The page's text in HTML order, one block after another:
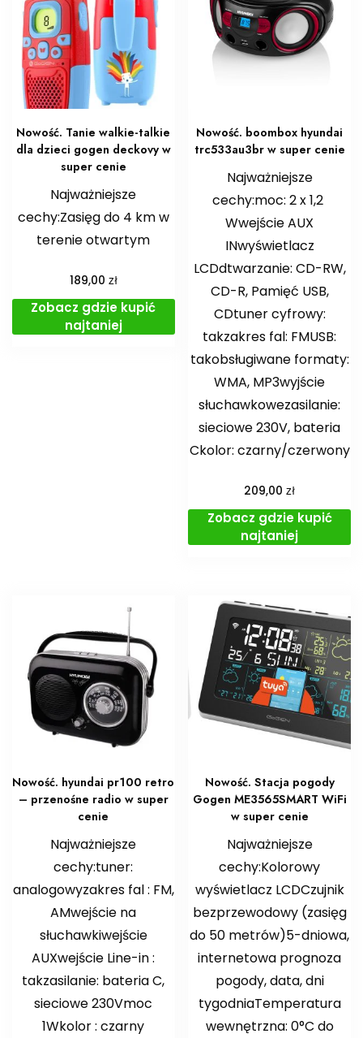
Nowość. Tanie walkie-talkie
dla dzieci gogen deckovy w
super cenie
Najważniejsze
cechy:Zasięg do 4 km w
terenie otwartym
189,00 zł
Zobacz gdzie kupić
najtaniej
Nowość. boombox hyundai
trc533au3br w super cenie
Najważniejsze
cechy:moc: 2 x 1,2
Wwejście AUX
INwyświetlacz
LCDdtwarzanie: CD-RW,
CD-R, Pamięć USB,
CDtuner cyfrowy:
takzakres fal: FMUSB:
takobsługiwane formaty:
WMA, MP3wyjście
słuchawkowezasilanie:
sieciowe 230V, bateria
Ckolor: czarny/czerwony
209,00zł
Zobacz gdzie kupić
najtaniej
Nowość. hyundai pr100 retro
– przenośne radio w super
cenie
Najważniejsze
cechy:tuner:
analogowyzakres fal : FM,
AMwejście na
słuchawkiwejście
AUXwejście Line-in :
takzasilanie: bateria C,
sieciowe 230Vmoc
1Wkolor : czarny
Nowość. Stacja pogody
Gogen ME3565SMART WiFi
w super cenie
Najważniejsze
cechy:Kolorowy
wyświetlacz LCDCzujnik
bezprzewodowy (zasięg
do 50 metrów)5-dniowa,
internetowa prognoza
pogody, data, dni
tygodniaTemperatura
wewnętrzna: 0°C do